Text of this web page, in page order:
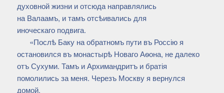
духовной жизни и отсюда направлялись
на Валаамъ, и тамъ отсѣивались для
иноческаго подвига.
«Послѣ Баку на обратномъ пути въ Россію я
остановился въ монастырѣ Новаго Аѳона, не далеко
отъ Сухуми. Тамъ и Архимандритъ и братія
помолились за меня. Черезъ Москву я вернулся
домой.